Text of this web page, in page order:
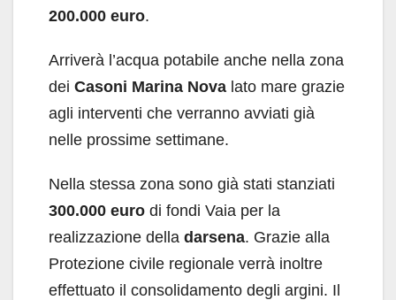
200.000 euro.
Arriverà l’acqua potabile anche nella zona
dei Casoni Marina Nova lato mare grazie
agli interventi che verranno avviati già
nelle prossime settimane.
Nella stessa zona sono già stati stanziati
300.000 euro di fondi Vaia per la
realizzazione della darsena. Grazie alla
Protezione civile regionale verrà inoltre
effettuato il consolidamento degli argini. Il